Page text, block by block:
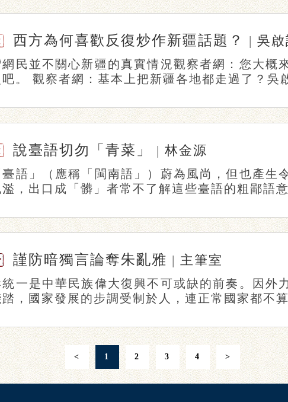
西方為何喜歡反復炒作新疆話題？ | 吳啟
民並不關心新疆的真實情況觀察者網：您大概
吧。 觀察者網：基本上把新疆各地都走過了？吳
說臺語切勿「青菜」 | 林金源
語」（應稱「閩南語」）蔚為風尚，但也產生
，出口成「髒」者常不了解這些臺語的粗鄙語
謹防暗獨言論奪朱亂雅 | 主筆室
統一是中華民族偉大復興不可或缺的前奏。因外
，國家發展的步調受制於人，連正常國家都不
< 1 2 3 4 >